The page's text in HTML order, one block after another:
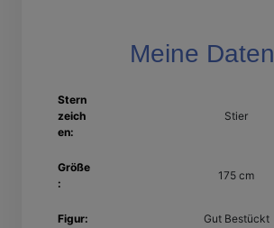
Meine Daten
Stern
zeich
en:
Stier
Größe
:
175 cm
Figur: Gut Bestückt